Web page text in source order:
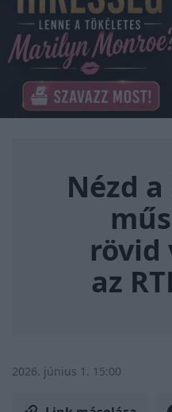
Nézd
rövid
az
2026. június 1. 15:00